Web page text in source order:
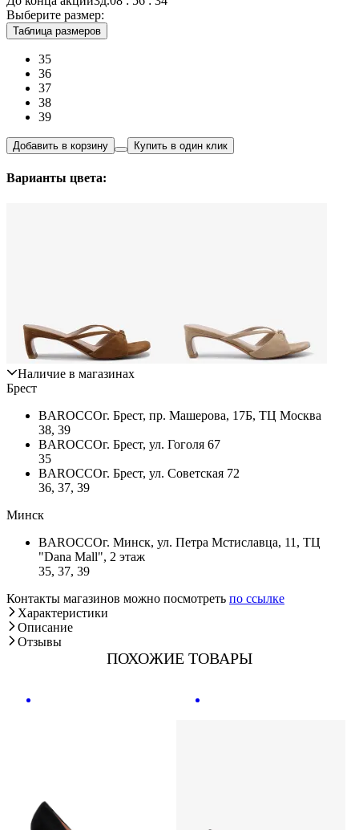
Выберите размер:
Таблица размеров
35
36
37
38
39
Добавить в корзину Купить в один клик
Варианты цвета:
Наличие в магазинах
Брест
BAROCCOг. Брест, пр. Машерова, 17Б, ТЦ Москва
38, 39
BAROCCOг. Брест, ул. Гоголя 67
35
BAROCCOг. Брест, ул. Советская 72
36, 37, 39
Минск
BAROCCOг. Минск, ул. Петра Мстиславца, 11, ТЦ
"Dana Mall", 2 этаж
35, 37, 39
Контакты магазинов можно посмотреть по ссылке
Характеристики
Описание
Отзывы
ПОХОЖИЕ ТОВАРЫ